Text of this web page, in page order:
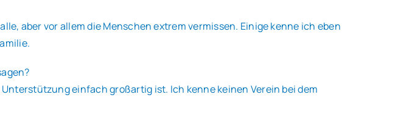
aber vor allem die Menschen extrem vermissen. Einige kenne ich eben
einfach großartig ist. Ich kenne keinen Verein bei dem